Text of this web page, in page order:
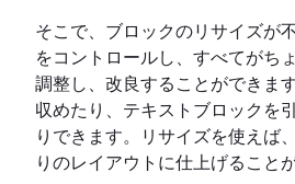
そこで、ブロックのリサイズが
をコントロールし、すべてがち
調整し、改良することができま
収めたり、テキストブロックを
りできます。リサイズを使えば
りのレイアウトに仕上げること